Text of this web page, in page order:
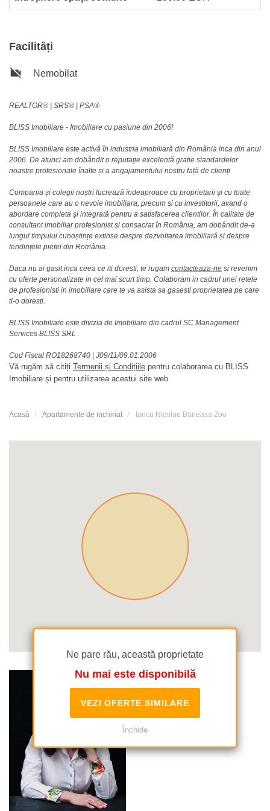
Ne pare rău, această proprietate
Nu mai este disponibilă
VEZI OFERTE SIMILARE
Închide
Facilități
Nemobilat
REALTOR®️ | SRS®️ | PSA®️
BLISS Imobiliare - Imobiliare cu pasiune din 2006!
BLISS Imobiliare este activă în industria imobiliară din România inca din anul
2006. De atunci am dobândit o reputație excelentă gratie standardelor
noastre profesionale înalte și a angajamentului nostru față de clienți.
Compania și colegii noștri lucrează îndeaproape cu proprietarii și cu toate
persoanele care au o nevoie imobiliara, precum și cu investitorii, avand o
abordare completa și integrată pentru a satisfacerea clientilor. În calitate de
consultant imobiliar profesionist și consacrat în România, am dobândit de-a
lungul timpului cunoștințe extinse despre dezvoltarea imobiliară și despre
tendințele pietei din România.
Daca nu ai gasit inca ceea ce iti doresti, te rugam contacteaza-ne si revenim
cu oferte personalizate in cel mai scurt timp. Colaboram in cadrul unei retele
de profesionisti in imobiliare care te va asista sa gasesti proprietatea pe care
ti-o doresti.
BLISS Imobiliare este divizia de Imobiliare din cadrul SC Management
Services BLISS SRL
Cod Fiscal RO18268740 | J09/11/09.01.2006
Vă rugăm să citiți Termenii și Condițiile pentru colaborarea cu BLISS
Imobiliare și pentru utilizarea acestui site web.
Acasă Apartamente de inchiriat Iancu Nicolae Baneasa Zoo